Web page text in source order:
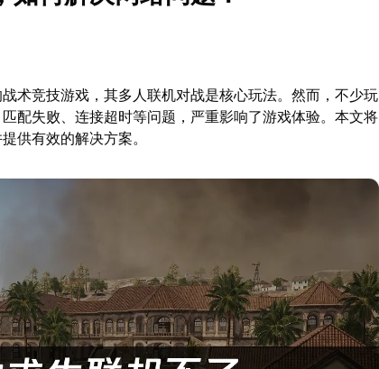
术竞技游戏，其多人联机对战是核心玩法。然而，不少玩
配失败、连接超时等问题，严重影响了游戏体验。本文将
供有效的解决方案。